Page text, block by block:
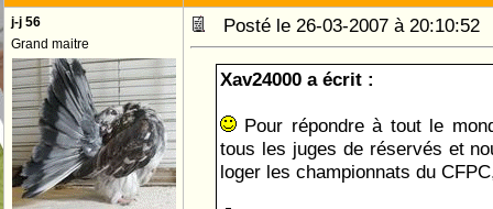
j-j 56
Grand maitre
Posté le 26-03-2007 à
Xav24000 a écrit :
Pour répondre à tout le
tous les juges de réservés et
loger les championnats du